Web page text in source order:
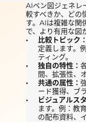
AIベン図ジェネレ
較すべきか、どの
す。AIは複雑な関
で、より有用な図
比較トピック：
定義します。
ティング。
独自の特性：
間、拡張性、
共通の属性：
ード獲得、ブ
ビジュアルス
ます。例：教
の配布資料、